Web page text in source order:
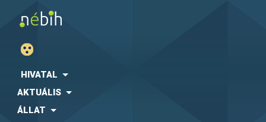
HIVATAL
AKTUÁLIS
ÁLLAT